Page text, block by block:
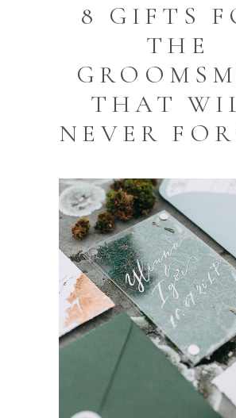
8 GIFTS
THE
THAT
NEVER